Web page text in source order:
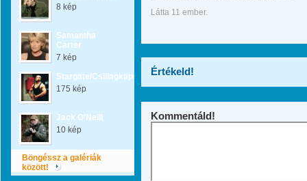
8 kép
Samantha
Carter
7 kép
Stargate/Csillagkapu
175 kép
Jack O'Neill
10 kép
Böngéssz a galériák
között!
Látta 11 ember.
Értékeld!
Kommentáld!